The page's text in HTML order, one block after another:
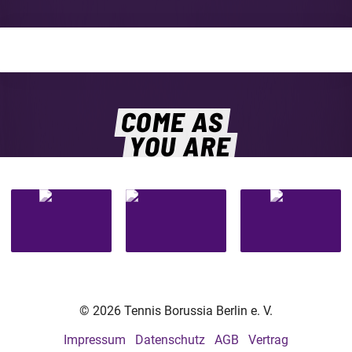
COME AS
YOU ARE
© 2026 Tennis Borussia Berlin e. V.
Impressum
Datenschutz AGB
Vertrag